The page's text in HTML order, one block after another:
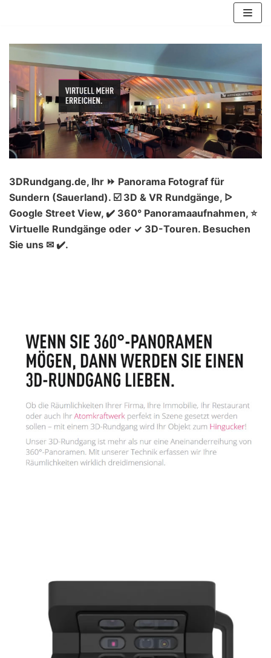
Inhalt
springen
3DRundgang.de, Ihr ⏩ Panorama Fotograf für
Sundern (Sauerland). ☑️ 3D & VR Rundgänge, ᐅ
Google Street View, ✔️ 360° Panoramaaufnahmen, ⭐
Virtuelle Rundgänge oder ✓ 3D-Touren. Besuchen
Sie uns ✉ ✔️.